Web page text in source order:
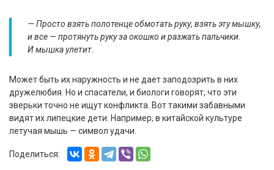
— Просто взять полотенце обмотать руку, взять эту мышку,
и все — протянуть руку за окошко и разжать пальчики.
И мышка улетит.
Может быть их наружность и не дает заподозрить в них
дружелюбия. Но и спасатели, и биологи говорят, что эти
зверьки точно не ищут конфликта. Вот такими забавными
видят их липецкие дети. Например, в китайской культуре
летучая мышь — символ удачи.
Поделиться: